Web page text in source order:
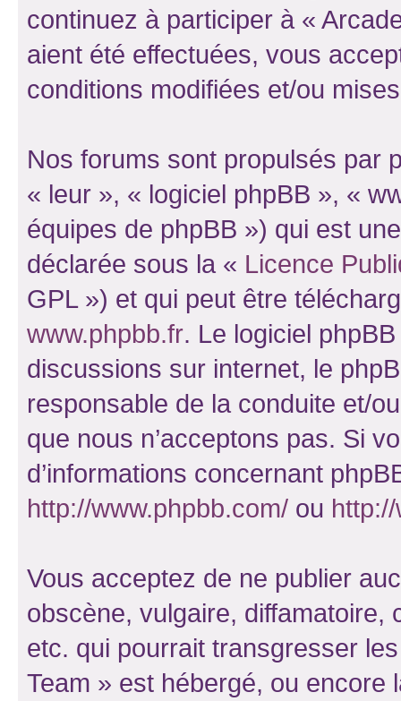
continuez à participer à «
aient été effectuées, vous
conditions modifiées et/ou
Nos forums sont propulsés par
« leur », « logiciel phpBB », «
équipes de phpBB ») qui est
déclarée sous la « Licence
GPL ») et qui peut être
www.phpbb.fr. Le logiciel
discussions sur internet, le
responsable de la conduite et/
que nous n’acceptons pas. Si
d’informations concernant
http://www.phpbb.com/ ou
Vous acceptez de ne publier
obscène, vulgaire, diffamatoire,
etc. qui pourrait transgresser
Team » est hébergé, ou encore